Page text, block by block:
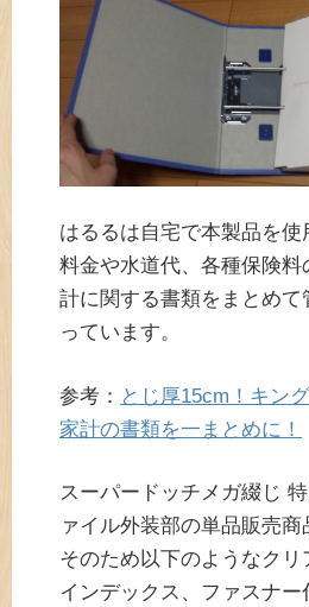
はるるは自宅で本製品を
料金や水道代、各種保険料
計に関する書類をまとめて
っています。
参考： とじ厚15cm！キン
家計の書類を一まとめに！
スーパードッチメガ綴じ
ァイル外装部の単品販売商
そのため以下のようなクリ
インデックス、ファスナー